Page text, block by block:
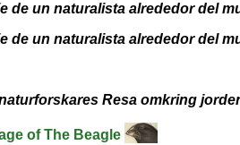
de un naturalista alrededor del
de un naturalista alrededor del
Resa omkring
of The Beagle